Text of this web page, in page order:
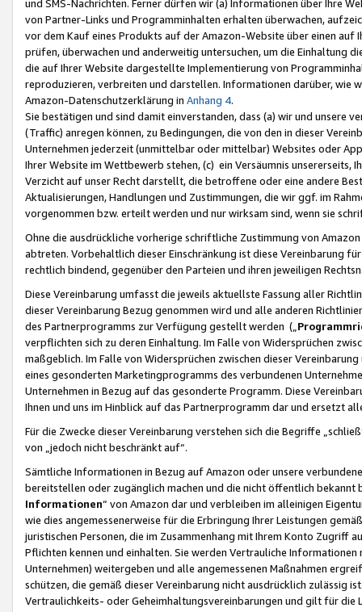
und SMS-Nachrichten. Ferner dürfen wir (a) Informationen über Ihre
von Partner-Links und Programminhalten erhalten überwachen,
vor dem Kauf eines Produkts auf der Amazon-Website über einen
prüfen, überwachen und anderweitig untersuchen, um die Einhaltung
die auf Ihrer Website dargestellte Implementierung von
reproduzieren, verbreiten und darstellen. Informationen darüber, wie
Amazon-Datenschutzerklärung in Anhang 4.
Sie bestätigen und sind damit einverstanden, dass (a) wir und
(Traffic) anregen können, zu Bedingungen, die von den in dieser
Unternehmen jederzeit (unmittelbar oder mittelbar) Websites oder
Ihrer Website im Wettbewerb stehen, (c) ein Versäumnis unsererseits,
Verzicht auf unser Recht darstellt, die betroffene oder eine andere
Aktualisierungen, Handlungen und Zustimmungen, die wir ggf. im
vorgenommen bzw. erteilt werden und nur wirksam sind, wenn sie
Ohne die ausdrückliche vorherige schriftliche Zustimmung von
abtreten. Vorbehaltlich dieser Einschränkung ist diese Vereinbarung
rechtlich bindend, gegenüber den Parteien und ihren jeweiligen
Diese Vereinbarung umfasst die jeweils aktuellste Fassung aller
dieser Vereinbarung Bezug genommen wird und alle anderen
des Partnerprogramms zur Verfügung gestellt werden („
verpflichten sich zu deren Einhaltung. Im Falle von Widersprüchen
maßgeblich. Im Falle von Widersprüchen zwischen dieser
eines gesonderten Marketingprogramms des verbundenen
Unternehmen in Bezug auf das gesonderte Programm. Diese
Ihnen und uns im Hinblick auf das Partnerprogramm dar und ersetzt
Für die Zwecke dieser Vereinbarung verstehen sich die Begriffe
von „jedoch nicht beschränkt auf“.
Sämtliche Informationen in Bezug auf Amazon oder unsere
bereitstellen oder zugänglich machen und die nicht öffentlich
Informationen“ von Amazon dar und verbleiben im alleinigen
wie dies angemessenerweise für die Erbringung Ihrer Leistungen
juristischen Personen, die im Zusammenhang mit Ihrem Konto
Pflichten kennen und einhalten. Sie werden Vertrauliche
Unternehmen) weitergeben und alle angemessenen Maßnahmen
schützen, die gemäß dieser Vereinbarung nicht ausdrücklich zulässig
Vertraulichkeits- oder Geheimhaltungsvereinbarungen und gilt für die